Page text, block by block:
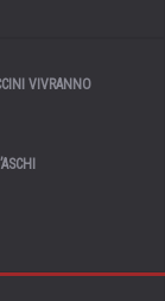
VIVRANNO